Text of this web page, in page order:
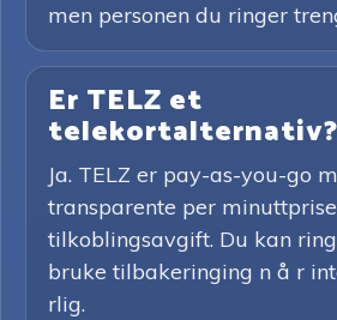
men personen du ringer
Er TELZ et
telekortalternativ?
Ja. TELZ er pay-as-you-go
transparente per
tilkoblingsavgift. Du kan
bruke tilbakeringing n å r
rlig.